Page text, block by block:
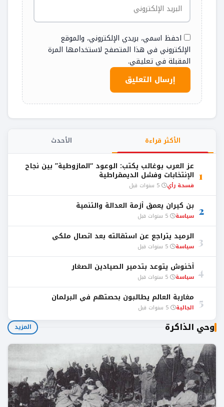
احفظ اسمي، بريدي الإلكتروني، والموقع
الإلكتروني في هذا المتصفح لاستخدامها المرة
المقبلة في تعليقي.
الأكثر قراءة الأحدث
1
عز العرب بوغالب يكتب: الوعود “المازوطية” بين نجاح
الإنتخابات وفشل الديمقراطية
فسحة رأي
2 بن كيران يعمق أزمة العدالة والتنمية
سياسة
3 الرميد يتراجع عن استقالته بعد اتصال ملكي
سياسة
4 أخنوش يتوعد بتدمير الصيادين الصغار
سياسة
5 مغاربة العالم يطالبون بحصتهم في البرلمان
الجالية
وحي الذاكرة المزيد